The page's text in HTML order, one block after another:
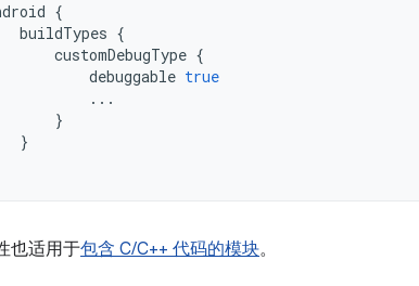
{
buildTypes {
customDebugType {
debuggable true
...
}
}
也适用于包含 C/C++ 代码的模块。